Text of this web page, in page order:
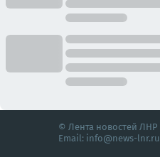
© Лента новостей ЛНР
Email: info@news-lnr.ru